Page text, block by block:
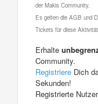
der Makis Community.
Es gelten die AGB und
Tickets für diese
Erhalte
Community.
Registriere Dich
Sekunden!
Registrierte